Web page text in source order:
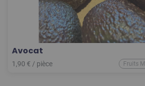
Avocat
1,90 € / pièce
Fruits